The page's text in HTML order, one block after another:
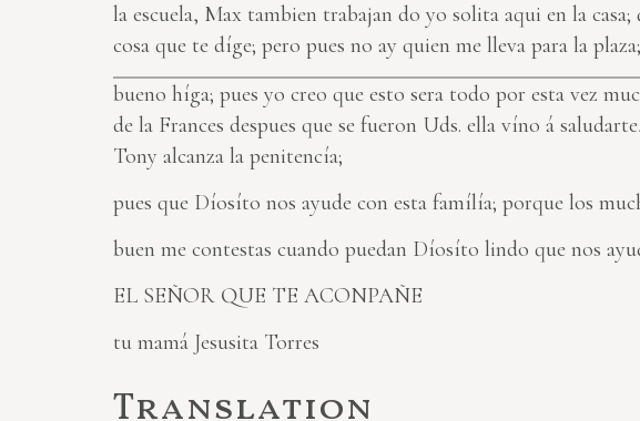
la escuela, Max tambien trabajan do yo solita aqui en la
cosa que te díge; pero pues no ay quien me lleva para la
bueno híga; pues yo creo que esto sera todo por esta vez
de la Frances despues que se fueron Uds. ella víno á
Tony alcanza la penitencía;
pues que Díosíto nos ayude con esta famílía; porque los
buen me contestas cuando puedan Díosíto lindo que nos
EL SEÑOR QUE TE ACONPAÑE
tu mamá Jesusita Torres
Translation